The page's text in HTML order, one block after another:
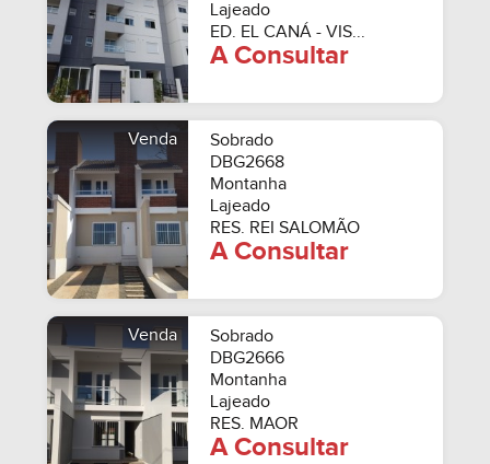
Lajeado
ED. EL CANÁ - VIS...
A Consultar
Venda
Sobrado
DBG2668
Montanha
Lajeado
RES. REI SALOMÃO
A Consultar
Venda
Sobrado
DBG2666
Montanha
Lajeado
RES. MAOR
A Consultar